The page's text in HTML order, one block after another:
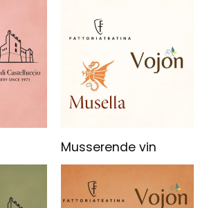
Musserende vin